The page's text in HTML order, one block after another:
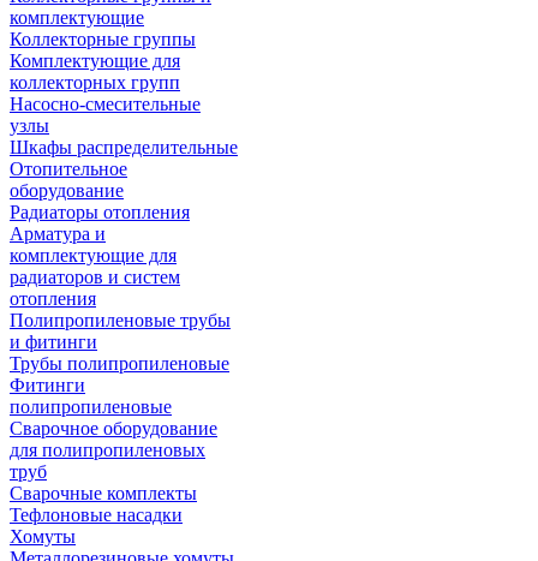
комплектующие
Коллекторные группы
Комплектующие для
коллекторных групп
Насосно-смесительные
узлы
Шкафы распределительные
Отопительное
оборудование
Радиаторы отопления
Арматура и
комплектующие для
радиаторов и систем
отопления
Полипропиленовые трубы
и фитинги
Трубы полипропиленовые
Фитинги
полипропиленовые
Сварочное оборудование
для полипропиленовых
труб
Сварочные комплекты
Тефлоновые насадки
Хомуты